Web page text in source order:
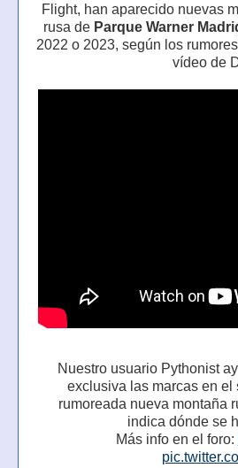
Flight, han aparecido nuevas
rusa de Parque Warner
2022 o 2023, según los
vídeo de
Nuestro usuario Pythonist
exclusiva las marcas en
rumoreada nueva montaña
indica dónde se
Más info en el foro: